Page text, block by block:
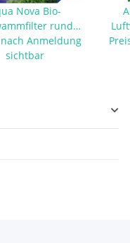
Nova Bio-
rund
NSF-R100LAnmeldung
sichtbar